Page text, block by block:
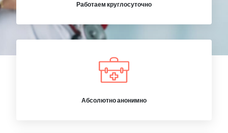
Работаем круглосуточно
Абсолютно анонимно